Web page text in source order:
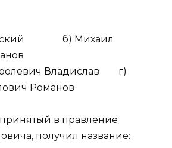
б) Михаил
Романов
Владислав г)
Романов
в правление
получил название: